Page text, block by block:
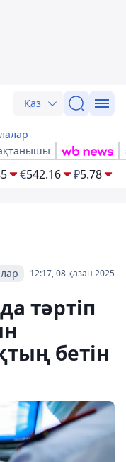
Қаз
€542.16 ₽5.78
12:17, 08 қазан 2025
тәртіп
бетін